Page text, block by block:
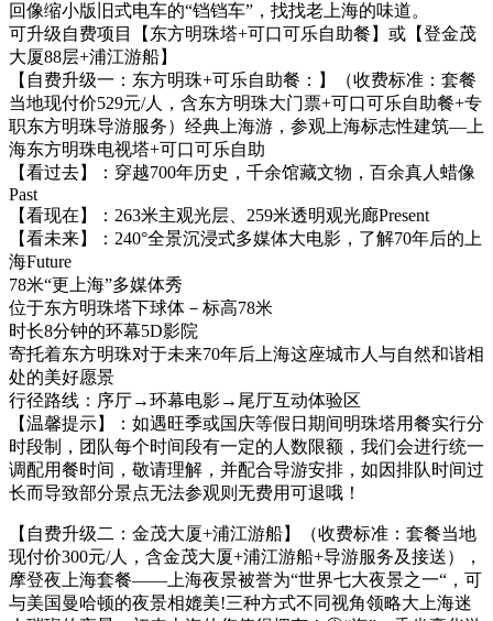
回像缩小版旧式电车的“铛铛车”，找找老上海的味道。
可升级自费项目【东方明珠塔+可口可乐自助餐】或【登金茂
大厦88层+浦江游船】
【自费升级一：东方明珠+可乐自助餐：】（收费标准：套餐
当地现付价529元/人，含东方明珠大门票+可口可乐自助餐+专
职东方明珠导游服务）经典上海游，参观上海标志性建筑—上
海东方明珠电视塔+可口可乐自助
【看过去】：穿越700年历史，千余馆藏文物，百余真人蜡像
Past
【看现在】：263米主观光层、259米透明观光廊Present
【看未来】：240°全景沉浸式多媒体大电影，了解70年后的上
海Future
78米“更上海”多媒体秀
位于东方明珠塔下球体－标高78米
时长8分钟的环幕5D影院
寄托着东方明珠对于未来70年后上海这座城市人与自然和谐相
处的美好愿景
行径路线：序厅→环幕电影→尾厅互动体验区
【温馨提示】：如遇旺季或国庆等假日期间明珠塔用餐实行分
时段制，团队每个时间段有一定的人数限额，我们会进行统一
调配用餐时间，敬请理解，并配合导游安排，如因排队时间过
长而导致部分景点无法参观则无费用可退哦！
【自费升级二：金茂大厦+浦江游船】（收费标准：套餐当地
现付价300元/人，含金茂大厦+浦江游船+导游服务及接送），
摩登夜上海套餐——上海夜景被誉为“世界七大夜景之一“，可
与美国曼哈顿的夜景相媲美!三种方式不同视角领略大上海迷